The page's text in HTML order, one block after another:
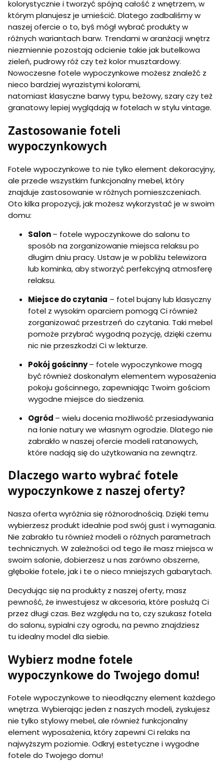
kolorystycznie i tworzyć spójną całość z wnętrzem, w
którym planujesz je umieścić. Dlatego zadbaliśmy w
naszej ofercie o to, byś mógł wybrać produkty w
różnych wariantach barw. Trendami w aranżacji wnętrz
niezmiennie pozostają odcienie takie jak butelkowa
zieleń, pudrowy róż czy też kolor musztardowy.
Nowoczesne fotele wypoczynkowe możesz znaleźć z
nieco bardziej wyrazistymi kolorami,
natomiast klasyczne barwy typu, beżowy, szary czy też
granatowy lepiej wyglądają w fotelach w stylu vintage.
Zastosowanie foteli
wypoczynkowych
Fotele wypoczynkowe to nie tylko element dekoracyjny,
ale przede wszystkim funkcjonalny mebel, który
znajduje zastosowanie w różnych pomieszczeniach.
Oto kilka propozycji, jak możesz wykorzystać je w swoim
domu:
Salon– fotele wypoczynkowe do salonu to
sposób na zorganizowanie miejsca relaksu po
długim dniu pracy. Ustaw je w pobliżu telewizora
lub kominka, aby stworzyć perfekcyjną atmosferę
relaksu.
Miejsce do czytania – fotel bujany lub klasyczny
fotel z wysokim oparciem pomogą Ci również
zorganizować przestrzeń do czytania. Taki mebel
pomoże przybrać wygodną pozycję, dzięki czemu
nic nie przeszkodzi Ci w lekturze.
Pokój gościnny– fotele wypoczynkowe mogą
być również doskonałym elementem wyposażenia
pokoju gościnnego, zapewniając Twoim gościom
wygodne miejsce do siedzenia.
Ogród – wielu docenia możliwość przesiadywania
na łonie natury we własnym ogrodzie. Dlatego nie
zabrakło w naszej ofercie modeli ratanowych,
które nadają się do użytkowania na zewnątrz.
Dlaczego warto wybrać fotele
wypoczynkowe z naszej oferty?
Nasza oferta wyróżnia się różnorodnością. Dzięki temu
wybierzesz produkt idealnie pod swój gust i wymagania.
Nie zabrakło tu również modeli o różnych parametrach
technicznych. W zależności od tego ile masz miejsca w
swoim salonie, dobierzesz u nas zarówno obszerne,
głębokie fotele, jak i te o nieco mniejszych gabarytach.
Decydując się na produkty z naszej oferty, masz
pewność, że inwestujesz w akcesoria, które posłużą Ci
przez długi czas. Bez względu na to, czy szukasz fotela
do salonu, sypialni czy ogrodu, na pewno znajdziesz
tu idealny model dla siebie.
Wybierz modne fotele
wypoczynkowe do Twojego domu!
Fotele wypoczynkowe to nieodłączny element każdego
wnętrza. Wybierając jeden z naszych modeli, zyskujesz
nie tylko stylowy mebel, ale również funkcjonalny
element wyposażenia, który zapewni Ci relaks na
najwyższym poziomie. Odkryj estetyczne i wygodne
fotele do Twojego domu!